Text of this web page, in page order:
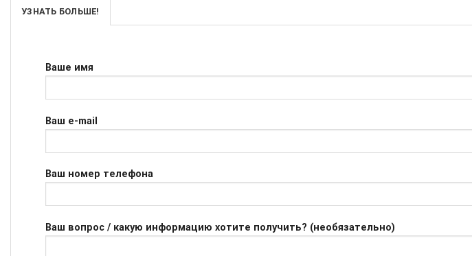
УЗНАТЬ БОЛЬШЕ!
Ваше имя
Ваш e-mail
Ваш номер телефона
Ваш вопрос / какую информацию хотите получить? (необязательно)